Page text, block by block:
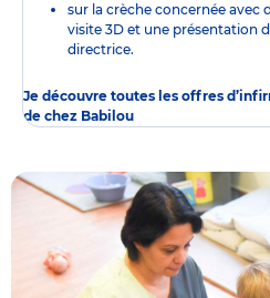
sur la crèche concernée avec
visite 3D et une présentation
directrice.
Je découvre toutes les offres
de chez Babilou